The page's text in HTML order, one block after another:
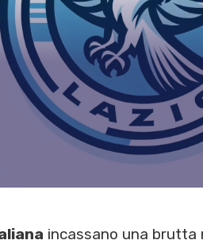
incassano una brutta